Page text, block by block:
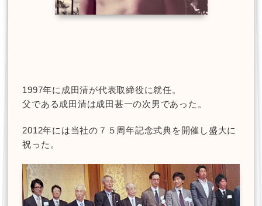
1997年に成田清が代表取締役に就任。
父である成田清は成田甚一の次男であった。
2012年には当社の７５周年記念式典を開催し盛大に
祝った。